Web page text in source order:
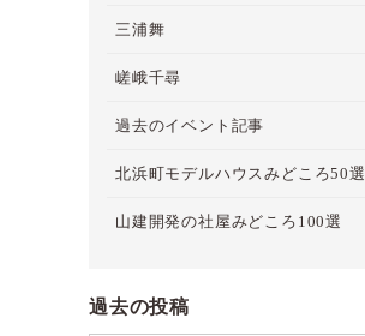
三浦舞
嵯峨千尋
過去のイベント記事
北浜町モデルハウスみどころ50選
山建開発の社屋みどころ100選
過去の投稿